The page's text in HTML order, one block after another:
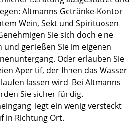
Altmanns Getränke-Kontor
Wein, Sekt und Spirituosen
Sie sich doch eine
und genießen Sie im eigenen
Oder erlauben Sie
Aperitif, der Ihnen das Wasser
lassen wird. Bei Altmanns
Sie sicher fündig.
liegt ein wenig versteckt
in Richtung Ort.